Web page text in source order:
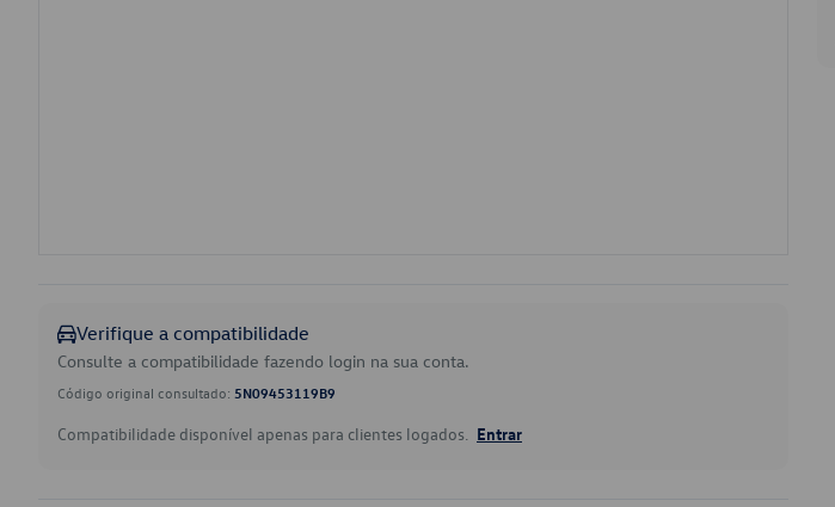
Verifique a compatibilidade
Consulte a compatibilidade fazendo login na sua conta.
Código original consultado: 5N09453119B9
Compatibilidade disponível apenas para clientes logados. Entrar